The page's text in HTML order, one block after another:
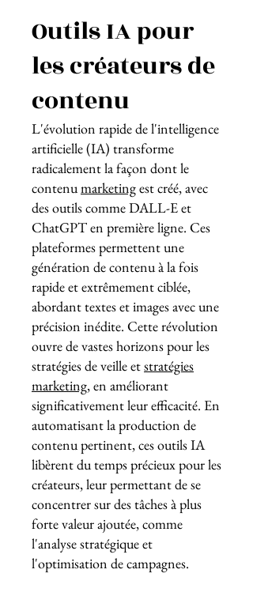
Outils IA pour
les créateurs de
contenu
L'évolution rapide de l'intelligence
artificielle (IA) transforme
radicalement la façon dont le
contenumarketingest créé, avec
des outils comme DALL-E et
ChatGPT en première ligne. Ces
plateformes permettent une
génération de contenu à la fois
rapide et extrêmement ciblée,
abordant textes et images avec une
précision inédite. Cette révolution
ouvre de vastes horizons pour les
stratégies de veille etstratégies
marketing, en améliorant
significativement leur efficacité. En
automatisant la production de
contenu pertinent, ces outils IA
libèrent du temps précieux pour les
créateurs, leur permettant de se
concentrer sur des tâches à plus
forte valeur ajoutée, comme
l'analyse stratégique et
l'optimisation de campagnes.